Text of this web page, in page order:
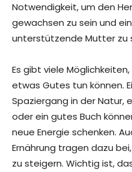
Notwendigkeit, um den
gewachsen zu sein und
unterstützende Mutter zu
Es gibt viele
etwas Gutes tun können.
Spaziergang in der Natur,
oder ein gutes Buch
neue Energie schenken.
Ernährung tragen dazu
zu steigern. Wichtig ist,